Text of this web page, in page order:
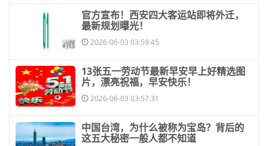
​官方宣布！西安四大客运站即将外迁，
最新规划曝光！
2026-06-03 03:59:45
​13张五一劳动节最新早安早上好精选图
片，漂亮祝福，早安快乐！
2026-06-03 03:57:31
​中国台湾，为什么被称为宝岛？背后的
这五大秘密一般人都不知道